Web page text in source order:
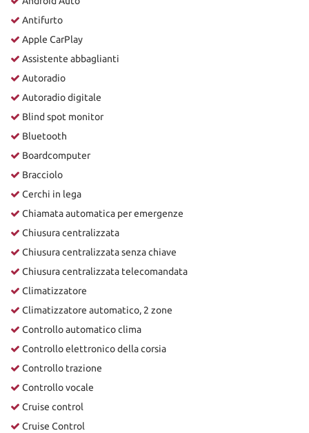
Antifurto
Apple CarPlay
Assistente abbaglianti
Autoradio
Autoradio digitale
Blind spot monitor
Bluetooth
Boardcomputer
Bracciolo
Cerchi in lega
Chiamata automatica per emergenze
Chiusura centralizzata
Chiusura centralizzata senza chiave
Chiusura centralizzata telecomandata
Climatizzatore
Climatizzatore automatico, 2 zone
Controllo automatico clima
Controllo elettronico della corsia
Controllo trazione
Controllo vocale
Cruise control
Cruise Control